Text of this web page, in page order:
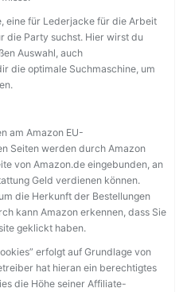
eine für Lederjacke für die Arbeit
die Party suchst. Hier wirst du
Auswahl, auch
die optimale Suchmaschine, um
am Amazon EU-
Seiten werden durch Amazon
von Amazon.de eingebunden, an
Geld verdienen können.
die Herkunft der Bestellungen
kann Amazon erkennen, dass Sie
geklickt haben.
erfolgt auf Grundlage von
hat hieran ein berechtigtes
die Höhe seiner Affiliate-